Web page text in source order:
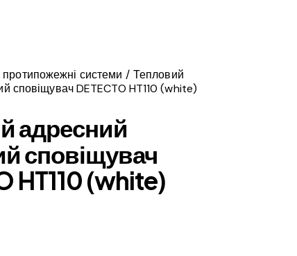
протипожежні системи
Тепловий
сповіщувач DETECTO HT110 (white)
адресний
сповіщувач
HT110 (white)